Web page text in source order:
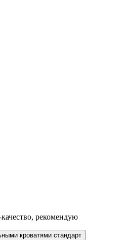
рекомендую
кроватями стандарт